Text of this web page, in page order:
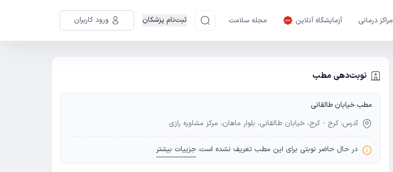
مراکز درمانی آزمایشگاه آنلاین مجله سلامت ثبت‌نام پزشکان ورود کاربران
نوبت‌دهی مطب
مطب خیابان طالقانی
آدرس: کرج - کرج، خیابان طالقانی، بلوار ماهان، مرکز مشاوره رازی
در حال حاضر نوبتی برای این مطب تعریف نشده است. جزییات بیشتر